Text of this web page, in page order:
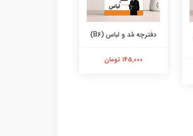
دفترچه مُد و لباس (B6)
145,000 تومان